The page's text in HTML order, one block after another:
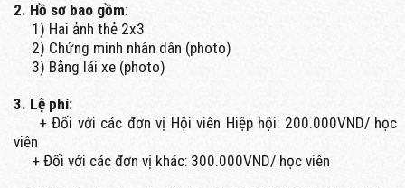
2. Hồ sơ bao gồm:
1) Hai ảnh thẻ 2x3
2) Chứng minh nhân dân (photo)
3) Bằng lái xe (photo)
3. Lệ phí:
+ Đối với các đơn vị Hội viên Hiệp hội: 200.000VND/ học
viên
+ Đối với các đơn vị khác: 300.000VND/ học viên